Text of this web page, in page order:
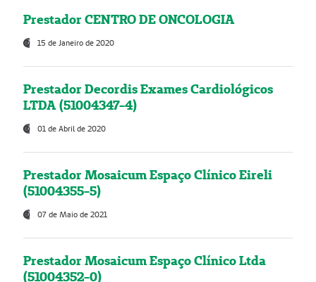
Prestador CENTRO DE ONCOLOGIA
15 de Janeiro de 2020
Prestador Decordis Exames Cardiológicos
LTDA (51004347-4)
01 de Abril de 2020
Prestador Mosaicum Espaço Clínico Eireli
(51004355-5)
07 de Maio de 2021
Prestador Mosaicum Espaço Clínico Ltda
(51004352-0)